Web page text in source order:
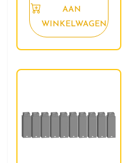
AAN
WINKELWAGEN